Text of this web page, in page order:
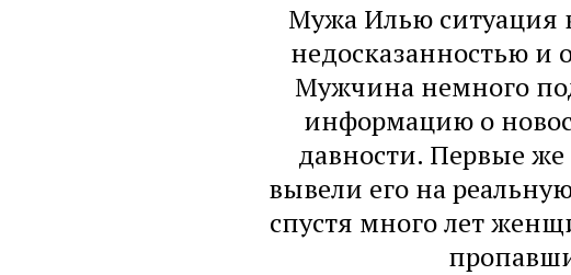
Мужа Илью ситуация
недосказанностью и
Мужчина немного
информацию о
давности. Первые
вывели его на
спустя много лет